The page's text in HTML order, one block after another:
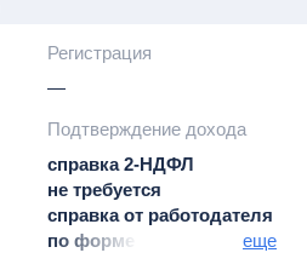
Регистрация
—
Подтверждение дохода
справка 2-НДФЛ
не требуется
справка от работодателя
по форме банка / в
еще